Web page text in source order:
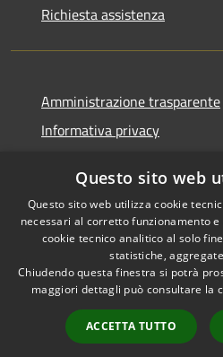
Richiesta assistenza
Amministrazione trasparente
Informativa privacy
Dichiarazione di accessibilità
RSS
Accessibilità
Questo sito web
Questo sito web utilizza cookie
necessari al corretto funzionamento
cookie tecnico analitico al solo
statistiche,
Chiudendo questa finestra si potrà
maggiori dettagli può consultare la
ACCETTA TUTTO